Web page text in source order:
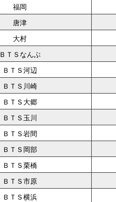
福岡
唐津
大村
ＢＴＳなんぶ
ＢＴＳ河辺
ＢＴＳ川崎
ＢＴＳ大郷
ＢＴＳ玉川
ＢＴＳ岩間
ＢＴＳ岡部
ＢＴＳ栗橋
ＢＴＳ市原
ＢＴＳ横浜